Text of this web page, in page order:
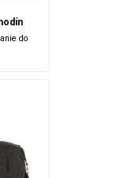
do